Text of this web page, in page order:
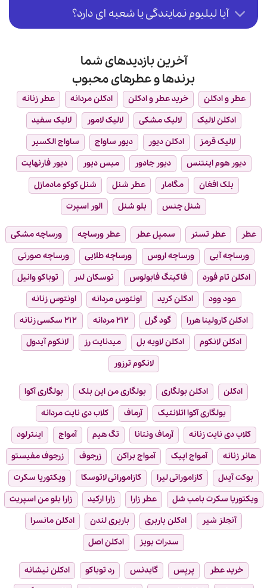
آیا لیلیوم نمایندگی یا شعبه ای دارد؟
آخرین بازدیدهای شما
برندها و عطرهای محبوب
عطر و ادکلن خرید عطر و ادکلن ادکلن مردانه
عطر زنانه
ادکلن لالیک
لالیک مشکی لالیک لامور
لالیک سفید
لالیک قرمز
ادکلن دیور دیور ساواج
ساواج الکسیر
دیور هوم اینتنس
دیور جادور میس دیور
دیور فارنهایت
بلک افغان
مگامار عطر شنل
شنل کوکو مادمازل
شنل چنس
بلو شنل الور اسپرت
عطر عطر تستر سمپل عطر عطر ورساچه
ورساچه مشکی
ورساچه آبی
ورساچه اروس ورساچه طلایی
ورساچه صورتی
ادکلن تام فورد
فاکینگ فابولوس توسکان لدر
توباکو وانیل
عود وود
ادکلن کرید اونتوس مردانه
اونتوس زنانه
ادکلن کارولینا هررا
گود گرل ۲۱۲ مردانه
۲۱۲ سکسی زنانه
ادکلن لانکوم
ادکلن لاویه بل میدنایت رز
لانکوم آیدول
لانکوم ترزور
ادکلن ادکلن بولگاری بولگاری من این بلک
بولگاری آکوا
بولگاری آکوا اتلانتیک
آرماف
کلاب دی نایت مردانه
کلاب دی نایت زنانه
آرماف ونتانا تگ هیم آمواج
اینترلود
هانر زنانه
آمواج اپیک آمواج براکن زرجوف
زرجوف مفیستو
بوکت آیدل
کازاموراتی لیرا کازاموراتی لاتوسکا
ویکتوریا سکرت
ویکتوریا سکرت بامب شل
عطر زارا زارا ارکید
زارا بلو من اسپریت
آنجلز شیر
ادکلن باربری باربری لندن
ادکلن مانسرا
سدرات بویز
ادکلن اصل
خرید عطر پرپس گایدنس رد توباکو
ادکلن نیشانه